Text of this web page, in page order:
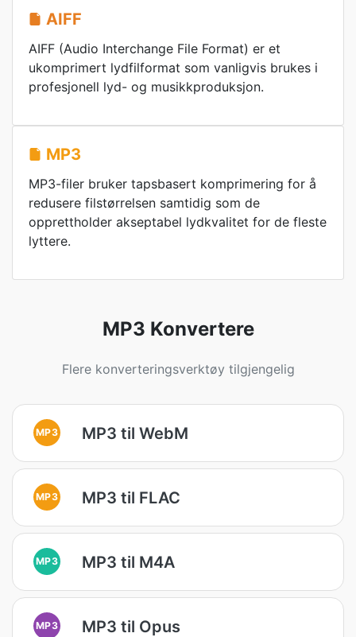
AIFF
AIFF (Audio Interchange File Format) er et
ukomprimert lydfilformat som vanligvis brukes i
profesjonell lyd- og musikkproduksjon.
MP3
MP3-filer bruker tapsbasert komprimering for å
redusere filstørrelsen samtidig som de
opprettholder akseptabel lydkvalitet for de fleste
lyttere.
MP3 Konvertere
Flere konverteringsverktøy tilgjengelig
MP3 MP3 til WebM
MP3 MP3 til FLAC
MP3 MP3 til M4A
MP3 MP3 til Opus